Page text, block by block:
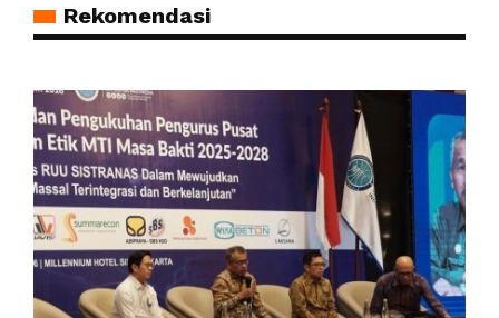
Rekomendasi